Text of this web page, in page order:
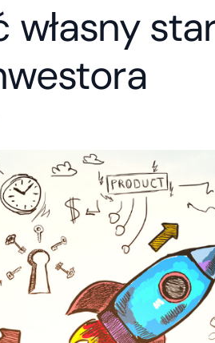
SolarCRM – System dla fotowoltaiki
własny